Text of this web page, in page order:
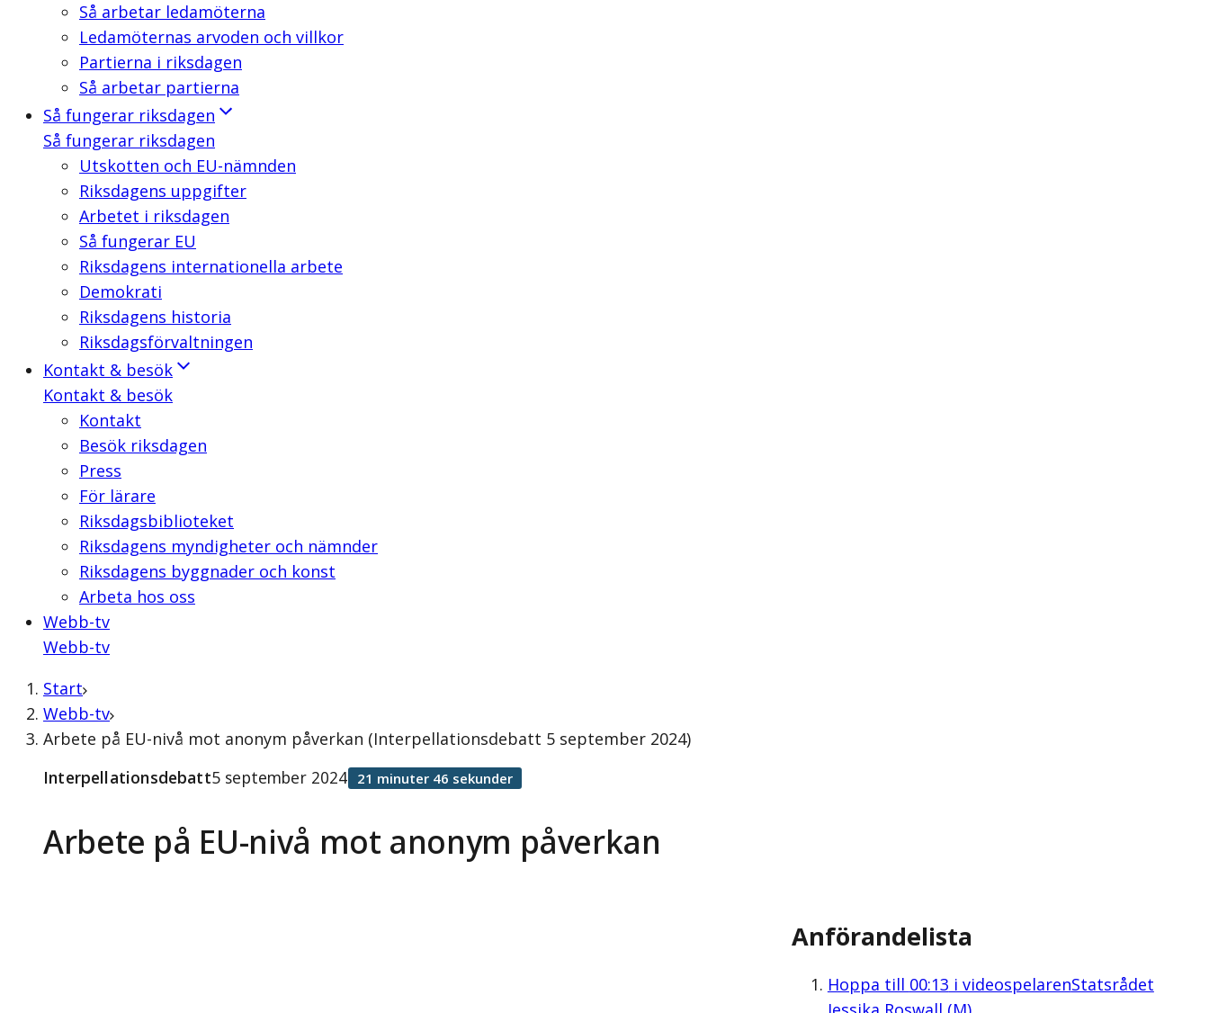
Så arbetar ledamöterna
Ledamöternas arvoden och villkor
Partierna i riksdagen
Så arbetar partierna
Så fungerar riksdagen
Så fungerar riksdagen
Utskotten och EU-nämnden
Riksdagens uppgifter
Arbetet i riksdagen
Så fungerar EU
Riksdagens internationella arbete
Demokrati
Riksdagens historia
Riksdagsförvaltningen
Kontakt & besök
Kontakt & besök
Kontakt
Besök riksdagen
Press
För lärare
Riksdagsbiblioteket
Riksdagens myndigheter och nämnder
Riksdagens byggnader och konst
Arbeta hos oss
Webb-tv
Webb-tv
Start
Webb-tv
Arbete på EU-nivå mot anonym påverkan (Interpellationsdebatt 5 september 2024)
Arbete på EU-nivå mot anonym påverkan
Interpellationsdebatt5 september 2024 21 minuter 46 sekunder
Anförandelista
Hoppa till 00:13 i videospelarenStatsrådet